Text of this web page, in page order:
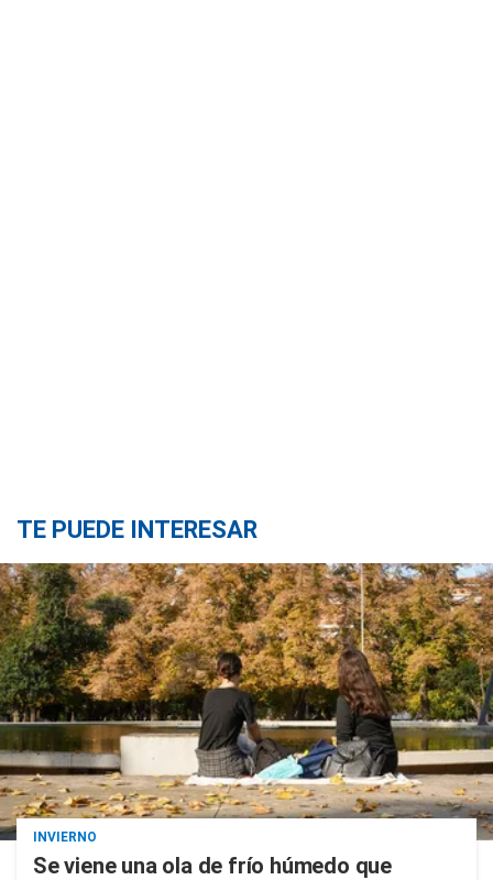
TE PUEDE INTERESAR
INVIERNO
Se viene una ola de frío húmedo que